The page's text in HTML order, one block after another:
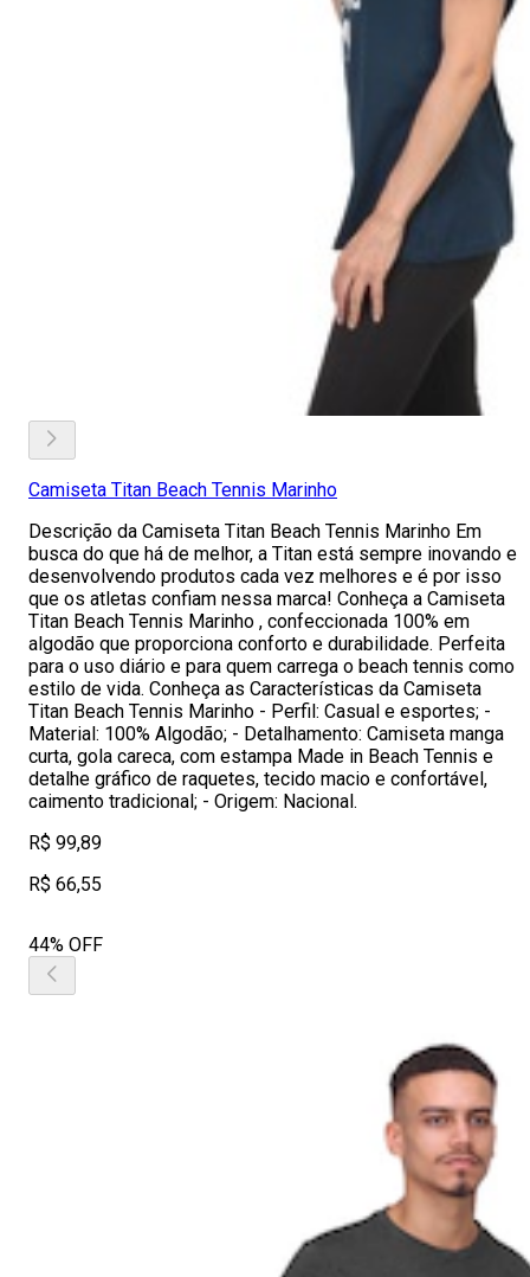
Camiseta Titan Beach Tennis Marinho
Descrição da Camiseta Titan Beach Tennis Marinho Em
busca do que há de melhor, a Titan está sempre inovando e
desenvolvendo produtos cada vez melhores e é por isso
que os atletas confiam nessa marca! Conheça a Camiseta
Titan Beach Tennis Marinho , confeccionada 100% em
algodão que proporciona conforto e durabilidade. Perfeita
para o uso diário e para quem carrega o beach tennis como
estilo de vida. Conheça as Características da Camiseta
Titan Beach Tennis Marinho - Perfil: Casual e esportes; -
Material: 100% Algodão; - Detalhamento: Camiseta manga
curta, gola careca, com estampa Made in Beach Tennis e
detalhe gráfico de raquetes, tecido macio e confortável,
caimento tradicional; - Origem: Nacional.
R$ 99,89
R$ 66,55
44% OFF